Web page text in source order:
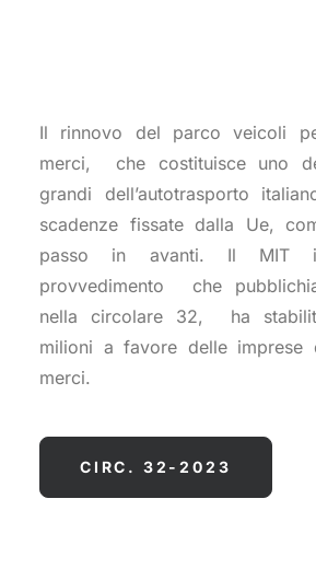
Il rinnovo del parco veicoli
merci, che costituisce uno
grandi dell’autotrasporto
scadenze fissate dalla Ue,
passo in avanti. Il MIT
provvedimento che
nella circolare 32, ha
milioni a favore delle imprese
merci.
CIRC. 32-2023